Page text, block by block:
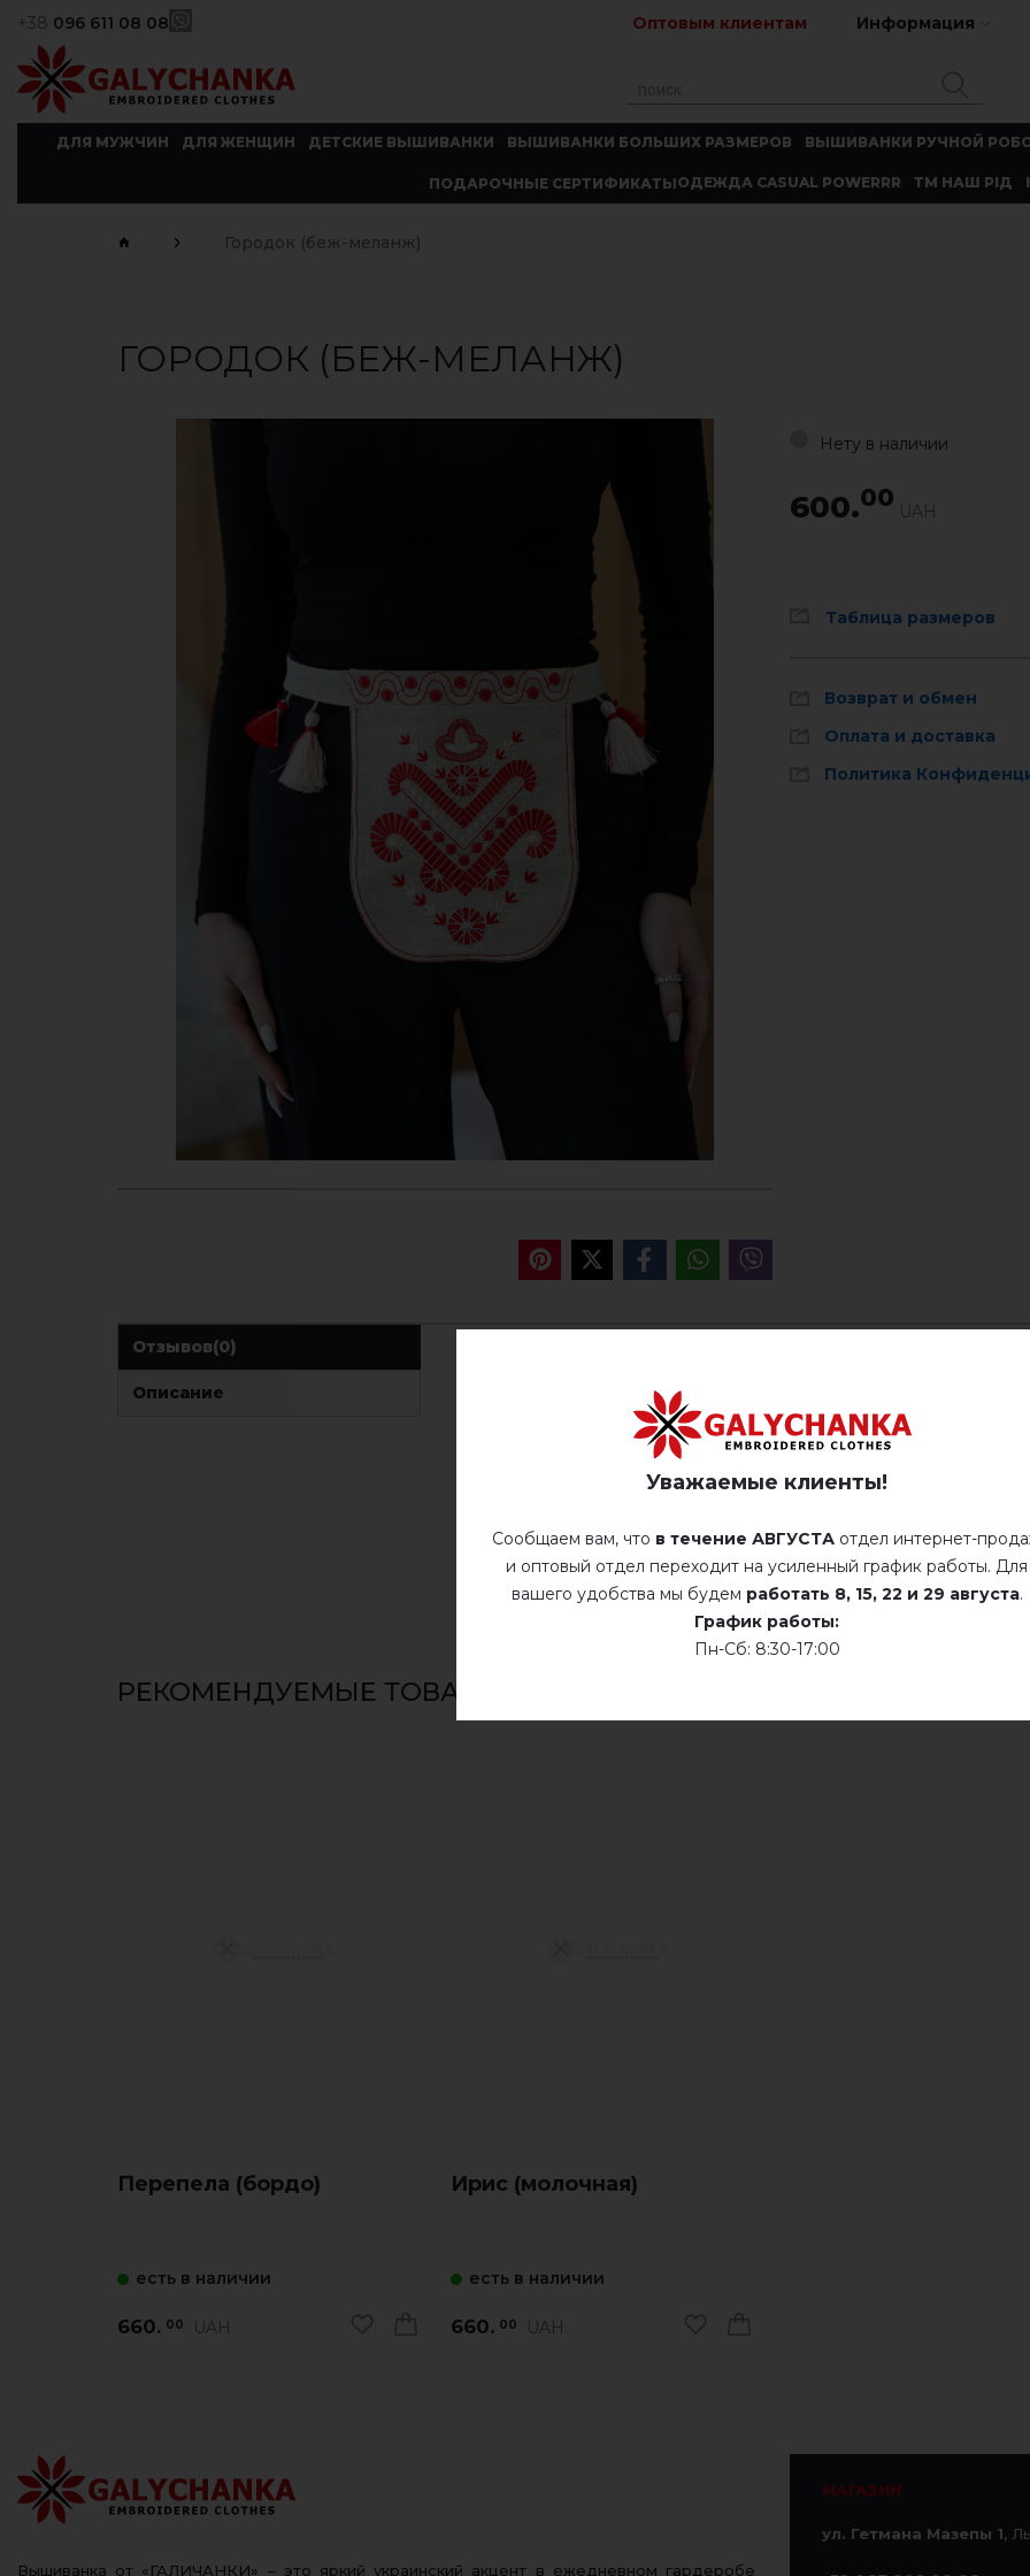
+38 096 611 08 08 Оптовым клиентам Информация
ДЛЯ МУЖЧИН ДЛЯ ЖЕНЩИН ДЕТСКИЕ ВЫШИВАНКИ ВЫШИВАНКИ БОЛЬШИХ РАЗМЕРОВ ВЫШИВАНКИ РУЧНОЙ
ПОДАРОЧНЫЕ СЕРТИФИКАТЫОДЕЖДА CASUAL POWERRR ТМ НАШ РІД
Городок (беж-меланж)
ГОРОДОК (БЕЖ-МЕЛАНЖ)
Нету в наличии
600.00 UAH
Таблица размеров
Возврат и обмен
Оплата и доставка
Политика
Отзывов(0)
Описание
ОТЗЫВЫ О ГОРОДОК
Немає відгуків про цей товар.
РЕКОМЕНДУЕМЫЕ ТОВАРЫ
Перепела (бордо)
есть в наличии
660. 00 UAH
Ирис (молочная)
есть в наличии
660. 00 UAH
Вышиванка от «ГАЛИЧАНКИ» – это яркий украинский акцент в ежедневном гардеробе
МАГАЗИН
ул. Гетмана Мазепы 1,
Уважаемые клиенты!
Сообщаем вам, что в течение АВГУСТА отдел интернет-
и оптовый отдел переходит на усиленный график работы. Для
вашего удобства мы будем работать 8, 15, 22 и 29 августа.
График работы:
Пн-Сб: 8:30-17:00